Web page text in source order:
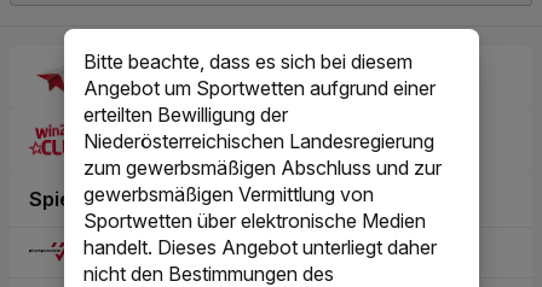
Bitte beachte, dass es sich bei diesem
Angebot um Sportwetten aufgrund einer
erteilten Bewilligung der
Niederösterreichischen Landesregierung
zum gewerbsmäßigen Abschluss und zur
gewerbsmäßigen Vermittlung von
Sportwetten über elektronische Medien
handelt. Dieses Angebot unterliegt daher
nicht den Bestimmungen des